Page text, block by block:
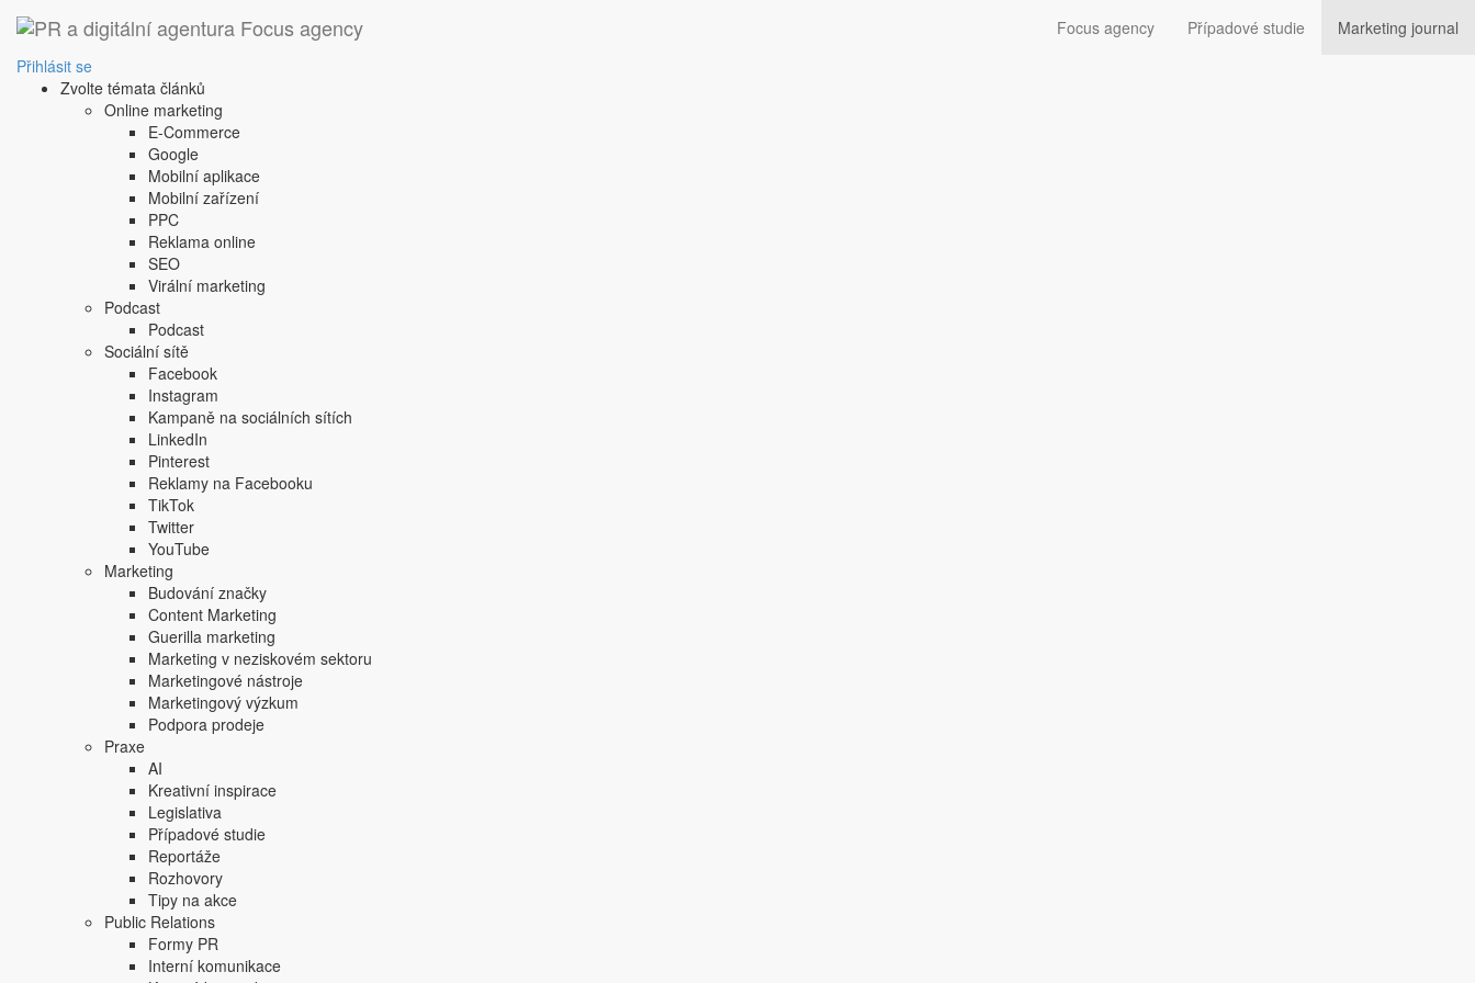
Focus agency Případové studie
Marketing journal
Přihlásit se
Zvolte témata článků
Online marketing
E-Commerce
Google
Mobilní aplikace
Mobilní zařízení
PPC
Reklama online
SEO
Virální marketing
Podcast
Podcast
Sociální sítě
Facebook
Instagram
Kampaně na sociálních sítích
LinkedIn
Pinterest
Reklamy na Facebooku
TikTok
Twitter
YouTube
Marketing
Budování značky
Content Marketing
Guerilla marketing
Marketing v neziskovém sektoru
Marketingové nástroje
Marketingový výzkum
Podpora prodeje
Praxe
AI
Kreativní inspirace
Legislativa
Případové studie
Reportáže
Rozhovory
Tipy na akce
Public Relations
Formy PR
Interní komunikace
Colu ani mléko
19. 12. 2024 |Petr Michl
To bude v Coca-Cole mrzení. Pepsi nachytala řadu Santů preferujících jejich Pepsi Zero Sugar. „Vědecký“ test obilné alternativy k mléku, Oatly, pak ukázal, že mléko a sušenky si Santa
na občerstvení také nepřeje.
Vánoce jsou za dveřmi a na Santu čeká
k naplnění dárky či ke stromečku pohoštění. Kampaně značek Oatly a Pepsi nicméně poukazují s pomocí „živých testů“ na to, že to lidé dělají špatně.
Mléko si nech pro kočku
Zdroj:Oatly / Youtube
Obilná alternativa k mléku
uspořádala dokonce ochutnávku pro profesionální představitele Santů. Ti měli na výběr mezi tradiční nabídkou, nebo
Následující video ukazuje, jak to dopadlo.
Ano, kravské mléko a sušenky zůstaly „na ocet“. Respektive
uspořádání obou možností nebylo úplně standardizované, ale na to se historie neptá.
Oatly se rozhodně špílců vůči mlékárenskému průmyslu nebojí a nedá si pokoj ani na Vánoce. Takto ověřenou preferenci Santů švédská značka využila i venkovní a digitální reklamě.
Santové by raději pili Pepsi